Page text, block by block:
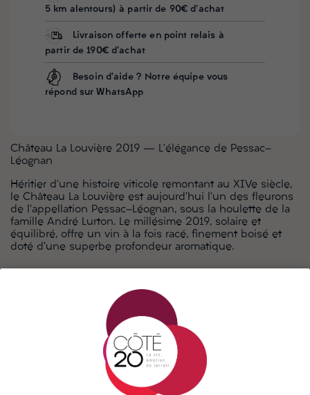
5 km alentours) à partir de 90€ d'achat
Livraison offerte en point relais à
partir de 190€ d'achat
Besoin d'aide ? Notre équipe vous
répond sur WhatsApp
Château La Louvière 2019 – L’élégance de Pessac-
Léognan
Héritier d’une histoire viticole remontant au XIVe siècle,
le Château La Louvière est aujourd’hui l’un des fleurons
de l’appellation Pessac-Léognan, sous la houlette de la
famille André Lurton. Le millésime 2019, solaire et
équilibré, offre un vin à la fois racé, finement boisé et
doté d’une superbe profondeur aromatique.
Un grand vin rouge précis et harmonieux